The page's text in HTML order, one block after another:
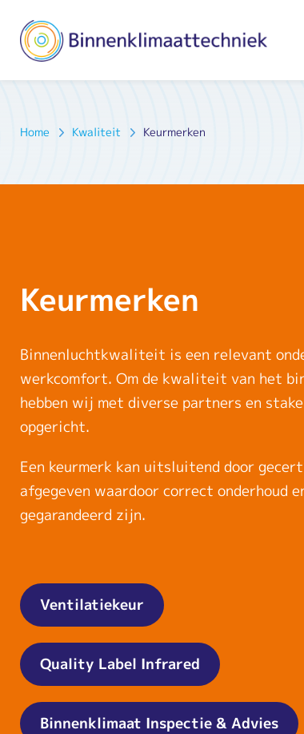
Home Kwaliteit Keurmerken
Keurmerken
Binnenluchtkwaliteit is een relevant
werkcomfort. Om de kwaliteit van het
hebben wij met diverse partners en
opgericht.
Een keurmerk kan uitsluitend door
afgegeven waardoor correct onderhoud
gegarandeerd zijn.
Ventilatiekeur
Quality Label Infrared
Binnenklimaat Inspectie & Advies